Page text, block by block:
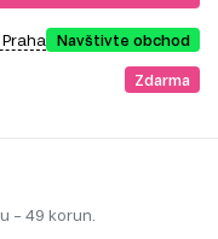
Navštivte obchod
Zdarma
– 49 korun.